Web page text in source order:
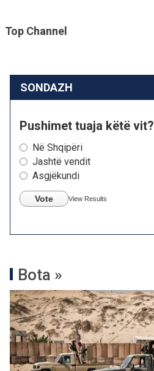
Top Channel
SONDAZH
Pushimet tuaja këtë vit?
Në Shqipëri
Jashtë vendit
Asgjëkundi
Vote View Results
Bota »